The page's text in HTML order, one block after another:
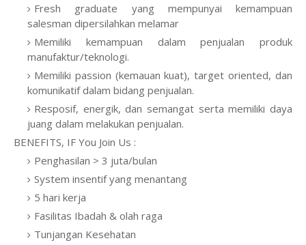
Fresh graduate yang mempunyai kemampuan
salesman dipersilahkan melamar
Memiliki kemampuan dalam penjualan produk
manufaktur/teknologi.
Memiliki passion (kemauan kuat), target oriented, dan
komunikatif dalam bidang penjualan.
Resposif, energik, dan semangat serta memiliki daya
juang dalam melakukan penjualan.
BENEFITS, IF You Join Us :
Penghasilan > 3 juta/bulan
System insentif yang menantang
5 hari kerja
Fasilitas Ibadah & olah raga
Tunjangan Kesehatan